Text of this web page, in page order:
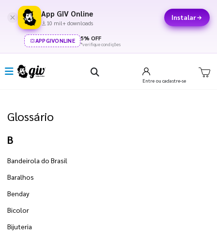
App GIV Online
10 mil+ downloads
Instalar
APPGIVONLINE 5% OFF
*verifique condições
Entre ou cadastre-se
Glossário
B
Bandeirola do Brasil
Baralhos
Benday
Bicolor
Bijuteria